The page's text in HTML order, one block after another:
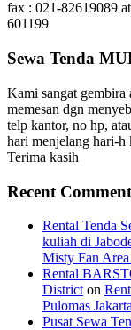
fax : 021-82619089
601199
Sewa Tenda
Kami sangat gembira
memesan dgn
telp kantor, no hp,
hari menjelang hari-h
Terima kasih
Recent
Rental Tenda
kuliah di
Misty Fan
Rental
District on
Pulomas Jakarta
Pusat Sewa